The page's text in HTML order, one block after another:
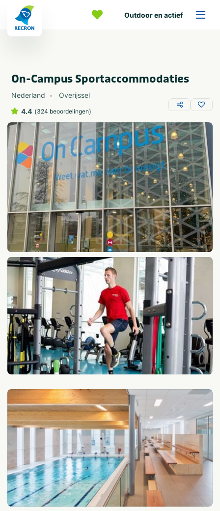
Outdoor en actief
On-Campus Sportaccommodaties
Nederland
Overijssel
4.4 (324 beoordelingen)